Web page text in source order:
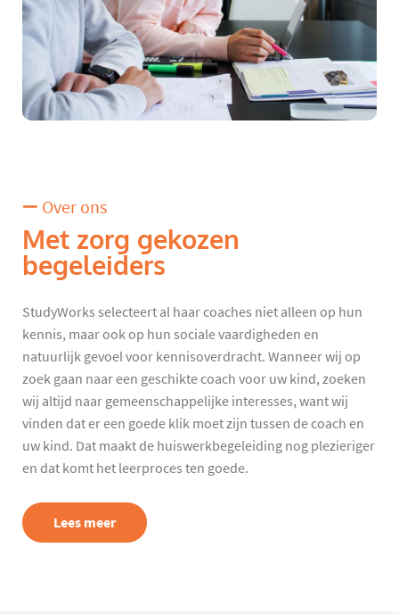
Over ons
Met zorg gekozen
begeleiders
StudyWorks selecteert al haar coaches niet alleen op hun
kennis, maar ook op hun sociale vaardigheden en
natuurlijk gevoel voor kennisoverdracht. Wanneer wij op
zoek gaan naar een geschikte coach voor uw kind, zoeken
wij altijd naar gemeenschappelijke interesses, want wij
vinden dat er een goede klik moet zijn tussen de coach en
uw kind. Dat maakt de huiswerkbegeleiding nog plezieriger
en dat komt het leerproces ten goede.
Lees meer